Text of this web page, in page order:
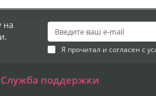
на
Я прочитал и согласен с
Служба поддержки